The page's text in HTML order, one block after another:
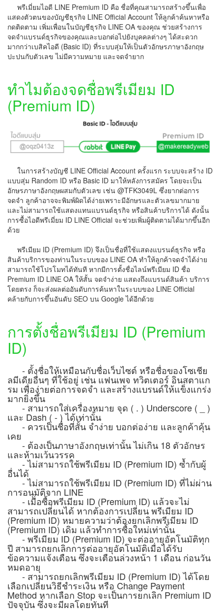
พรีเมี่ยมไอดี LINE Premium ID คือ ชื่อที่คุณสามารถสร้างขึ้นเพื่อ
แสดงตัวตนของบัญชีธุรกิจ LINE Official Account ให้ลูกค้าค้นหาหรือ
กดติดตาม เพิ่มเพื่อนในบัญชีธุรกิจ LINE OA ของคุณ ช่วยสร้างการ
จดจำแบรนด์ธุรกิจของคุณและบอกต่อไปยังบุคคลต่างๆ ได้สะดวก
มากกว่าเบสิคไอดี (Basic ID) ที่ระบบสุ่มให้เป็นตัวอักษรภาษาอังกฤษ
ปะปนกับตัวเลข ไม่มีความหมาย และจดจำยาก
ทำไมต้องจดชื่อพรีเมียม ID
(Premium ID)
ในการสร้างบัญชี LINE Official Account ครั้งแรก ระบบจะสร้าง ID
แบบสุ่ม Random ID หรือ Basic ID มาให้หลังการสมัคร โดยจะเป็น
อักษรภาษาอังกฤษผสมกับตัวเลข เช่น @TFK3049L ซึ่งยากต่อการ
จดจำ ลูกค้าอาจจะพิมพ์ผิดได้ง่ายเพราะมีอักษรและตัวเลขมากมาย
และไม่สามารถใช้แสดงแทนแบรนด์ธุรกิจ หรือสินค้าบริการได้ ดังนั้น
การซื้อไอดีพรีเมี่ยม ID LINE Official จะช่วยเพิ่มผู้ติดตามได้มากขึ้นอีก
ด้วย
พรีเมียม ID (Premium ID) จึงเป็นชื่อที่ใช้แสดงแบรนด์ธุรกิจ หรือ
สินค้าบริการของท่านในระบบของ LINE OA ทำให้ลูกค้าจดจำได้ง่าย
สามารถใช้โปรโมทได้ทันที หากมีการตั้งชื่อไลน์พรีเมียม ID ชื่อ
Premium ID LINE OA ให้สั้น จดจำง่าย แสดงถึงแบรนด์สินค้า บริการ
โดยตรง ก็จะส่งผลต่ออันดับการค้นหาในระบบของ LINE Official
คล้ายกับการขึ้นอันดับ SEO บน Google ได้อีกด้วย
การตั้งชื่อพรีเมียม ID (Premium
ID)
- ตั้งชื่อให้เหมือนกับชื่อเว็บไซต์ หรือชื่อของโซเชีย
ลมีเดียอื่นๆ ที่ใช้อยู่ เช่น แฟนเพจ ทวิตเตอร์ อินสตาแก
รม เพื่อง่ายต่อการจดจำ และสร้างแบรนด์ให้แข็งแกร่ง
มากยิ่งขึ้น
- สามารถใส่เครื่องหมาย จุด ( . ) Underscore ( _ )
และ Dash ( - ) ได้เท่านั้น
- ควรเป็นชื่อที่สั้น จำง่าย บอกต่อง่าย และลูกค้าคุ้น
เคย
- ต้องเป็นภาษาอังกฤษเท่านั้น ไม่เกิน 18 ตัวอักษร
และห้ามเว้นวรรค
- ไม่สามารถใช้พรีเมียม ID (Premium ID) ซ้ำกับผู้
อื่นได้
- ไม่สามารถใช้พรีเมียม ID (Premium ID) ที่ไม่ผ่าน
การอนุมัติจาก LINE
- เมื่อซื้อพรีเมียม ID (Premium ID) แล้วจะไม่
สามารถเปลี่ยนได้ หากต้องการเปลี่ยน พรีเมียม ID
(Premium ID) หมายความว่าต้องยกเลิกพรีเมียม ID
(Premium ID) เดิม แล้วทำการซื้อใหม่เท่านั้น
- พรีเมียม ID (Premium ID) จะต่ออายุอัตโนมัติทุก
ปี สามารถยกเลิกการต่ออายุอัตโนมัติเมื่อได้รับ
ข้อความแจ้งเตือน ซึ่งจะเตือนล่วงหน้า 1 เดือน ก่อนวัน
หมดอายุ
- สามารถยกเลิกพรีเมียม ID (Premium ID) ได้โดย
เลือกเปลี่ยนวิธีชำระเงิน หรือ Change Payment
Method หากเลือก Stop จะเป็นการยกเลิก Premium ID
ปัจจุบัน ซึ่งจะมีผลโดยทันที